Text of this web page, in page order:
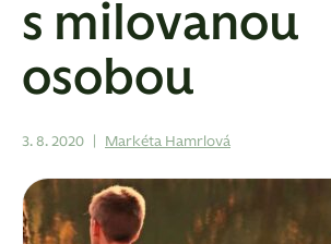
s milovanou
osobou
3. 8. 2020 Markéta Hamrlová